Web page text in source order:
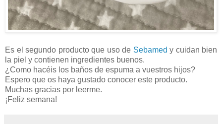
Es el segundo producto que uso de Sebamed y cuidan bien
la piel y contienen ingredientes buenos.
¿Como hacéis los baños de espuma a vuestros hijos?
Espero que os haya gustado conocer este producto.
Muchas gracias por leerme.
¡Feliz semana!